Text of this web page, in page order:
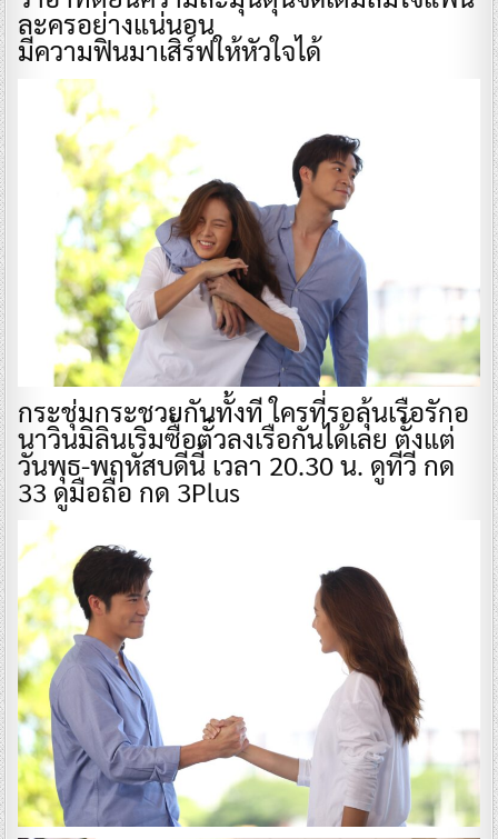
ละครอย่างแน่นอน
มีความฟินมาเสิร์ฟให้หัวใจได้
กระชุ่มกระชวยกันทั้งที ใครที่รอลุ้นเรือรักอ
นาวินมิลินเริ่มซื้อตั๋วลงเรือกันได้เลย ตั้งแต่
วันพุธ-พฤหัสบดีนี้ เวลา 20.30 น. ดูทีวี กด
33 ดูมือถือ กด 3Plus